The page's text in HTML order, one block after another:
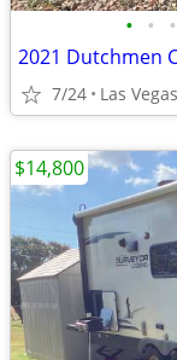
• • •
2021 Dutchmen
7/24 Las
$14,800